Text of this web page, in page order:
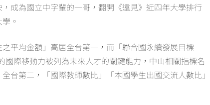
成為國立中字輩的一哥，翻開《遠見》近四年大學排行
。
平均金額」高居全台第一，而「聯合國永續發展目標
國際移動力被列為未來人才的關鍵能力，中山相關指標名
台第二，「國際教師數比」「本國學生出國交流人數比」